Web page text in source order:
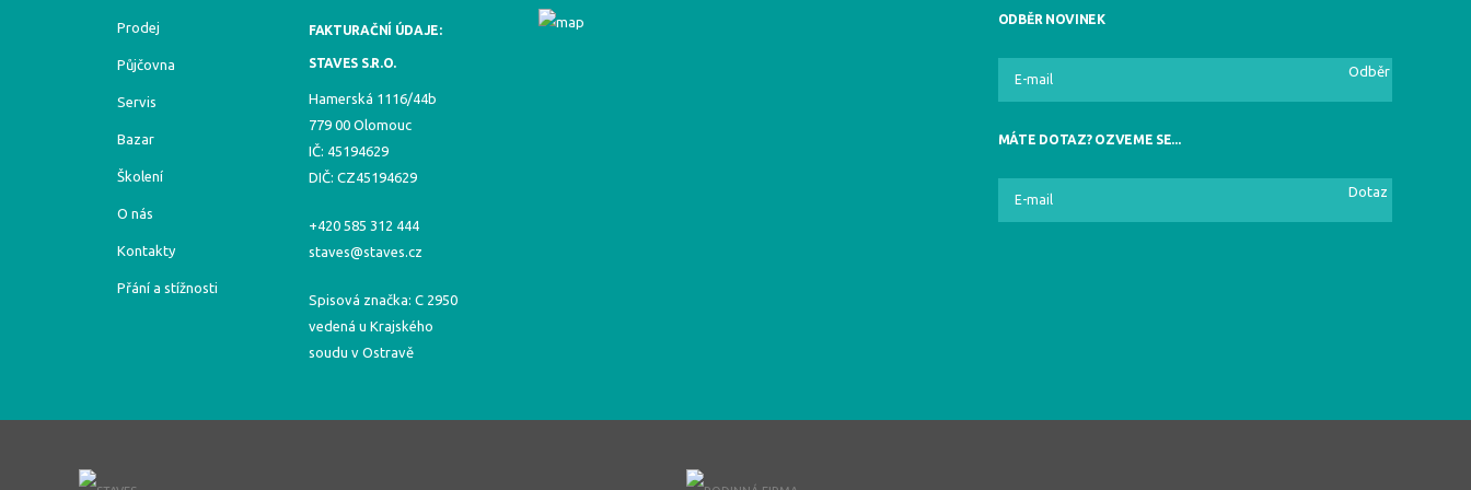
Prodej
Půjčovna
Servis
Bazar
Školení
O nás
Kontakty
Přání a stížnosti
FAKTURAČNÍ ÚDAJE:
STAVES S.R.O.
Hamerská 1116/44b
779 00 Olomouc
IČ: 45194629
DIČ: CZ45194629
+420 585 312 444
staves@staves.cz
Spisová značka: C 2950
vedená u Krajského
soudu v Ostravě
ODBĚR NOVINEK
Odběr
MÁTE DOTAZ? OZVEME SE...
Dotaz